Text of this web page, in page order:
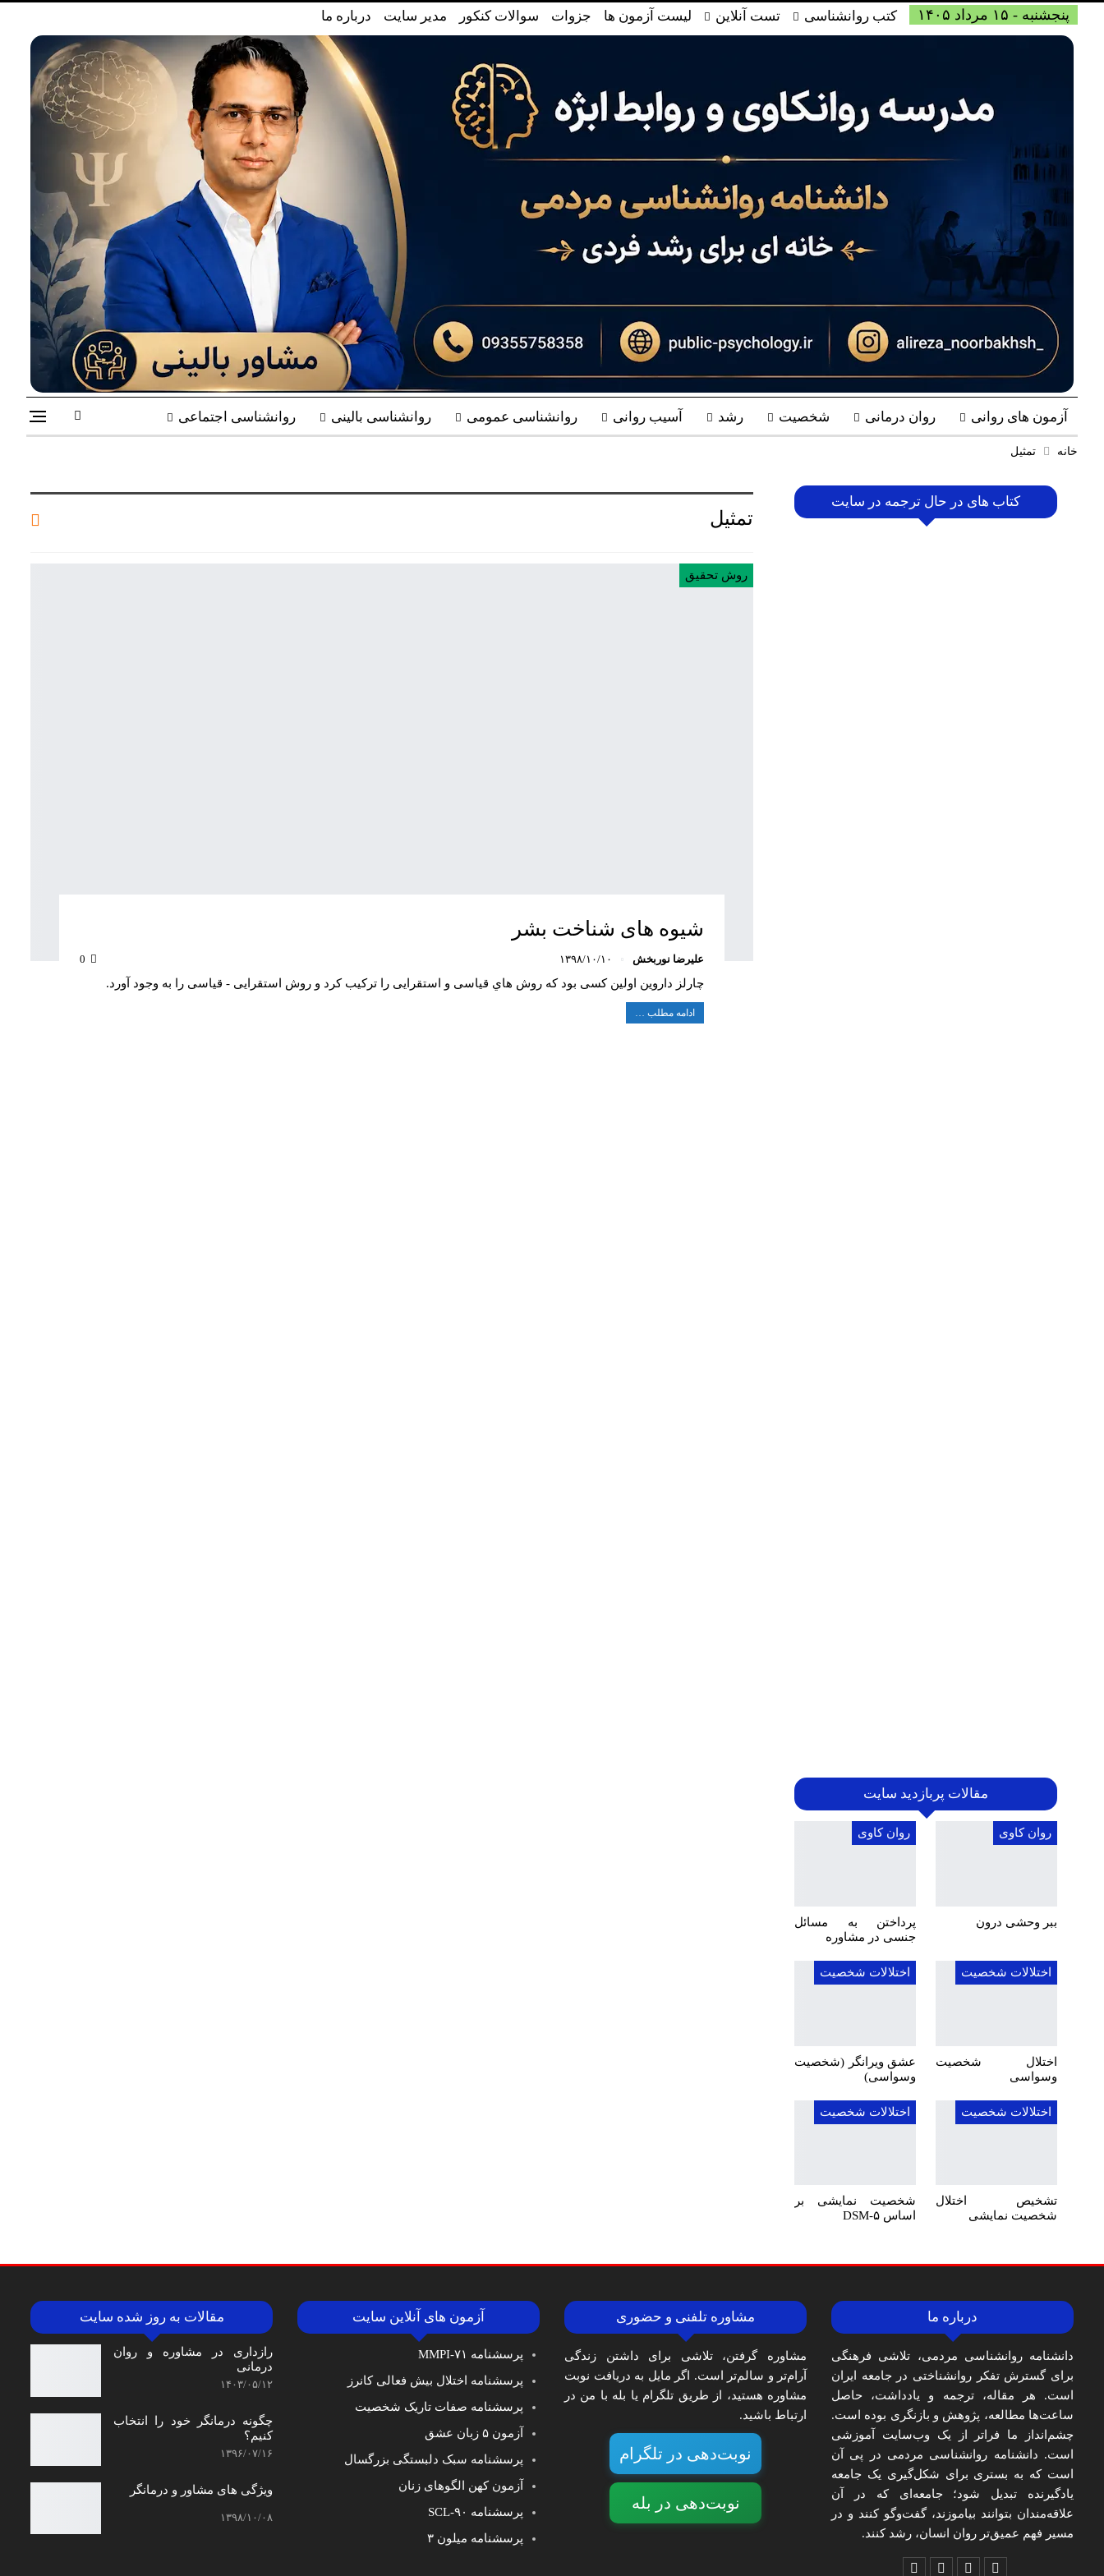
پنجشنبه - ۱۵ مرداد ۱۴۰۵ کتب روانشناسی تست آنلاین لیست آزمون ها جزوات سوالات کنکور مدیر سایت درباره ما
آزمون های روانی روان درمانی شخصیت رشد آسیب روانی روانشناسی عمومی روانشناسی بالینی روانشناسی اجتماعی
خانه تمثیل
تمثیل
روش تحقیق
شیوه های شناخت بشر
علیرضا نوربخش ۱۳۹۸/۱۰/۱۰
چارلز داروین اولین کسی بود که روش هاي قیاسی و استقرایی را ترکیب کرد و روش استقرایی - قیاسی را به وجود آورد.
ادامه مطلب …
کتاب های در حال ترجمه در سایت
مقالات پربازدید سایت
روان کاوی
ببر وحشی درون
روان کاوی
پرداختن به مسائل
جنسی در مشاوره
اختلالات شخصیت
اختلال شخصیت
وسواسی
اختلالات شخصیت
عشق ویرانگر (شخصیت
وسواسی)
اختلالات شخصیت
تشخیص اختلال
شخصیت نمایشی
اختلالات شخصیت
شخصیت نمایشی بر
اساس DSM-۵
درباره ما
دانشنامه روانشناسی مردمی، تلاشی فرهنگی
برای گسترش تفکر روانشناختی در جامعه ایران
است. هر مقاله، ترجمه و یادداشت، حاصل
ساعت‌ها مطالعه، پژوهش و بازنگری بوده است.
چشم‌انداز ما فراتر از یک وب‌سایت آموزشی
است. دانشنامه روانشناسی مردمی در پی آن
است که به بستری برای شکل‌گیری یک جامعه
یادگیرنده تبدیل شود؛ جامعه‌ای که در آن
علاقه‌مندان بتوانند بیاموزند، گفت‌وگو کنند و در
مسیر فهم عمیق‌تر روان انسان، رشد کنند.
مشاوره تلفنی و حضوری
مشاوره گرفتن، تلاشی برای داشتن زندگی
آرام‌تر و سالم‌تر است. اگر مایل به دریافت نوبت
مشاوره هستید، از طریق تلگرام یا بله با من در
ارتباط باشید.
نوبت‌دهی در تلگرام
نوبت‌دهی در بله
آزمون های آنلاین سایت
پرسشنامه MMPI-۷۱
پرسشنامه اختلال بیش فعالی کانرز
پرسشنامه صفات تاریک شخصیت
آزمون ۵ زبان عشق
پرسشنامه سبک دلبستگی بزرگسال
آزمون کهن الگوهای زنان
پرسشنامه SCL-۹۰
پرسشنامه میلون ۳
مقالات به روز شده سایت
رازداری در مشاوره و روان
درمانی
۱۴۰۳/۰۵/۱۲
چگونه درمانگر خود را انتخاب
کنیم؟
۱۳۹۶/۰۷/۱۶
ویژگی های مشاور و درمانگر
۱۳۹۸/۱۰/۰۸